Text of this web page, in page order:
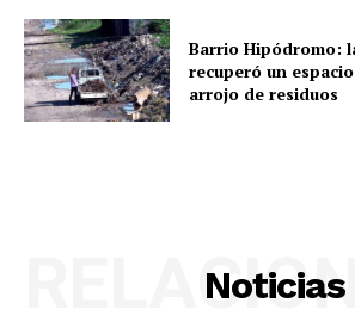
Barrio Hipódromo:
recuperó un
arrojo de residuos
Noticias